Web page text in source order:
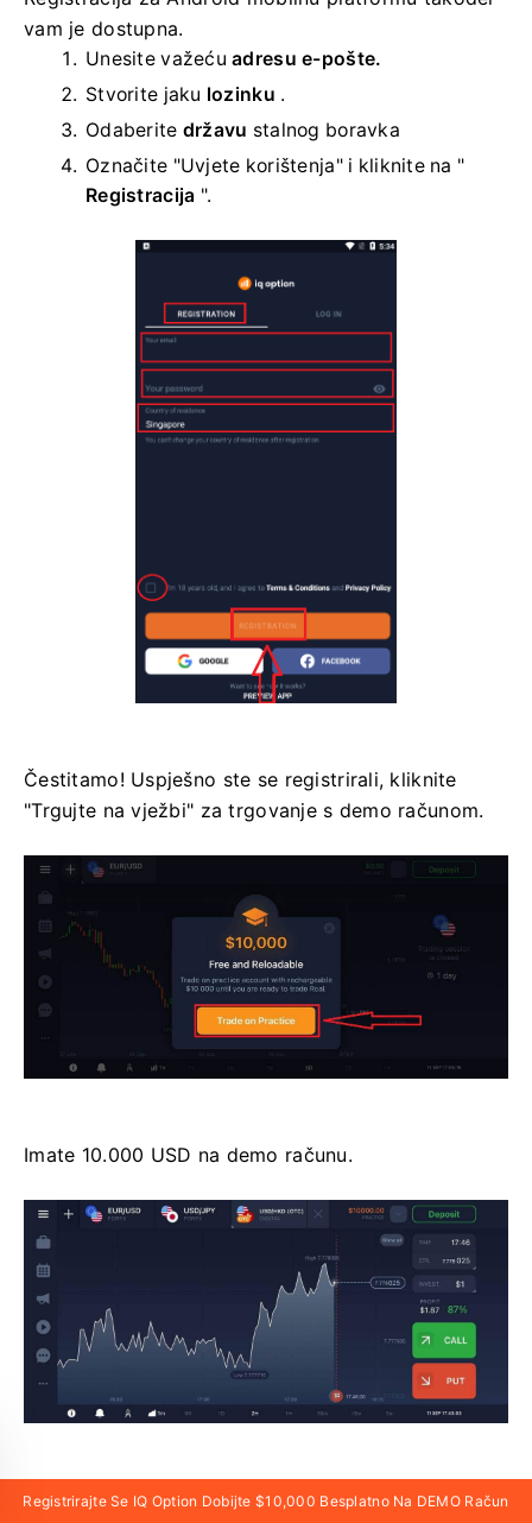
vam je dostupna.
Unesite važećuadresu e-pošte.
Stvorite jaku lozinku .
Odaberite državu stalnog boravka
Označite "Uvjete korištenja" i kliknite na "
Registracija ".
Čestitamo! Uspješno ste se registrirali, kliknite
"Trgujte na vježbi" za trgovanje s demo računom.
Imate 10.000 USD na demo računu.
Registrirajte Se IQ Option I Dobijte Besplatnih 10.0
Registrirajte Se IQ Option Dobijte $10,000 Besplatno Na DEMO Račun